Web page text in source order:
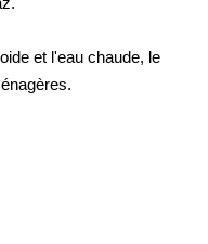
et l'eau chaude, le